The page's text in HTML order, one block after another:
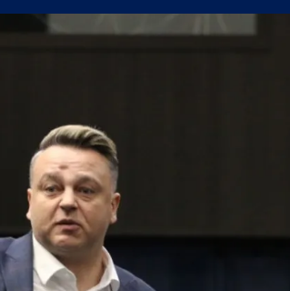
Трета лига между Нефтохимик и Ботев